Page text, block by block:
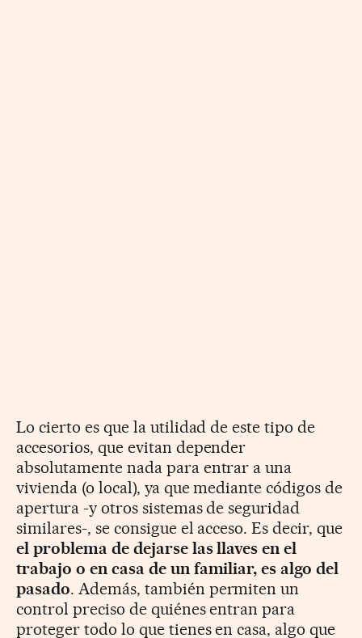
Lo cierto es que la utilidad de este tipo de
accesorios, que evitan depender
absolutamente nada para entrar a una
vivienda (o local), ya que mediante códigos de
apertura -y otros sistemas de seguridad
similares-, se consigue el acceso. Es decir, que
el problema de dejarse las llaves en el
trabajo o en casa de un familiar, es algo del
pasado. Además, también permiten un
control preciso de quiénes entran para
proteger todo lo que tienes en casa, algo que